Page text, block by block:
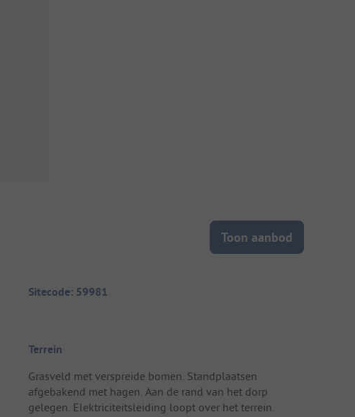
Toon aanbod
Sitecode: 59981
Terrein
Grasveld met verspreide bomen. Standplaatsen
afgebakend met hagen. Aan de rand van het dorp
gelegen. Elektriciteitsleiding loopt over het terrein.